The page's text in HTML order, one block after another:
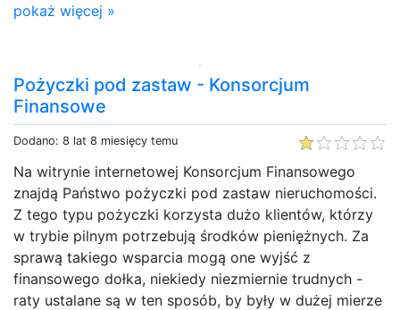
pokaż więcej »
Pożyczki pod zastaw - Konsorcjum
Finansowe
Dodano: 8 lat 8 miesięcy temu
Na witrynie internetowej Konsorcjum Finansowego
znajdą Państwo pożyczki pod zastaw nieruchomości.
Z tego typu pożyczki korzysta dużo klientów, którzy
w trybie pilnym potrzebują środków pieniężnych. Za
sprawą takiego wsparcia mogą one wyjść z
finansowego dołka, niekiedy niezmiernie trudnych -
raty ustalane są w ten sposób, by były w dużej mierze